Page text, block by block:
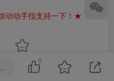
动动手指支持一下！★
次永久！请勿提交无任何意义的字母串！
9